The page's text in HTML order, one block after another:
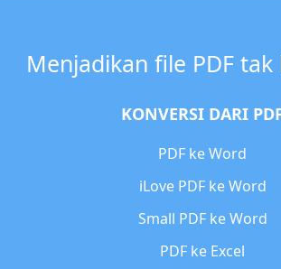
Menjadikan file PDF
KONVERSI DARI
PDF ke Word
iLove PDF ke Word
Small PDF ke Word
PDF ke Excel